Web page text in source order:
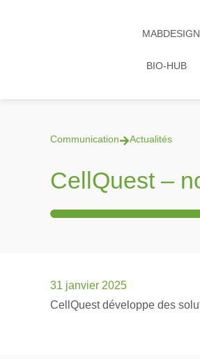
MABDESIGN
BIO-HUB
Communication Actualités
CellQuest –
31 janvier 2025
CellQuest développe des